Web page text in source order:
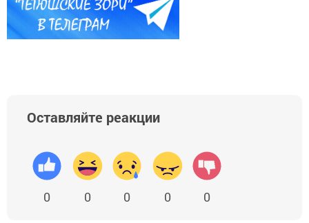
Оставляйте реакции
0 0 0 0 0